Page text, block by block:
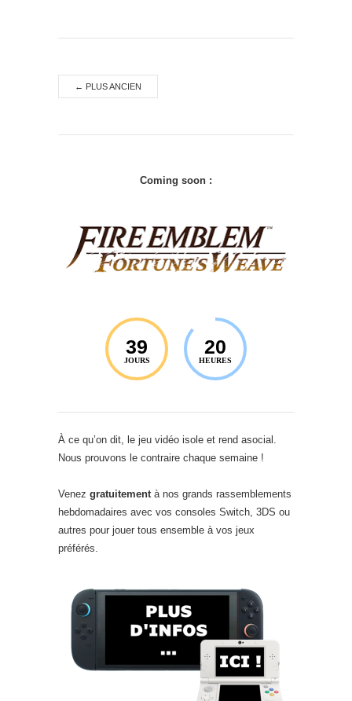
← PLUS ANCIEN
Coming soon :
39
JOURS
20
HEURES
À ce qu’on dit, le jeu vidéo isole et rend asocial.
Nous prouvons le contraire chaque semaine !
Venez gratuitementà nos grands rassemblements
hebdomadaires avec vos consoles Switch, 3DS ou
autres pour jouer tous ensemble à vos jeux
préférés.